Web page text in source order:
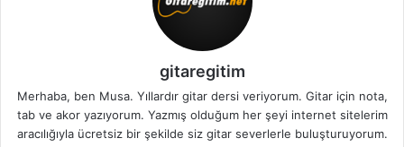
gitaregitim
Merhaba, ben Musa. Yıllardır gitar dersi veriyorum. Gitar için nota,
tab ve akor yazıyorum. Yazmış olduğum her şeyi internet sitelerim
aracılığıyla ücretsiz bir şekilde siz gitar severlerle buluşturuyorum.